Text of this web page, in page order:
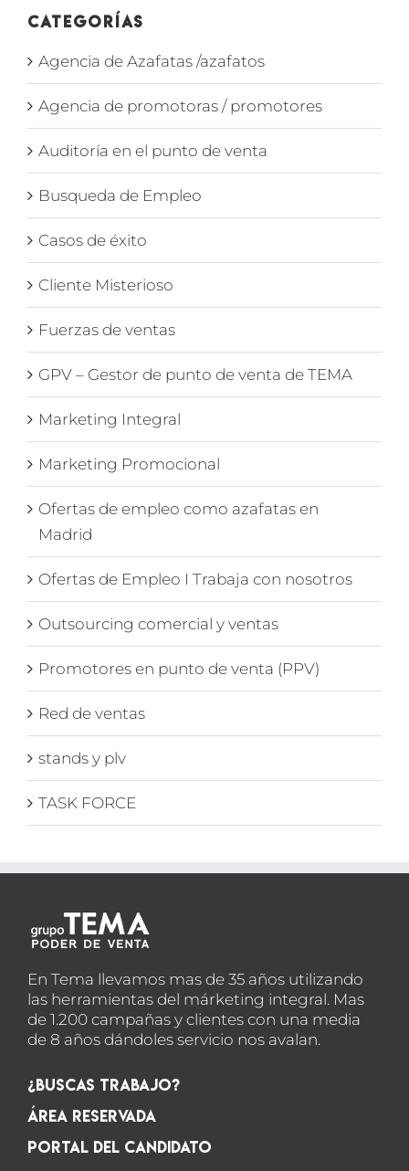
Categorías
Agencia de Azafatas /azafatos
Agencia de promotoras / promotores
Auditoría en el punto de venta
Busqueda de Empleo
Casos de éxito
Cliente Misterioso
Fuerzas de ventas
GPV – Gestor de punto de venta de TEMA
Marketing Integral
Marketing Promocional
Ofertas de empleo como azafatas en
Madrid
Ofertas de Empleo I Trabaja con nosotros
Outsourcing comercial y ventas
Promotores en punto de venta (PPV)
Red de ventas
stands y plv
TASK FORCE
En Tema llevamos mas de 35 años utilizando
las herramientas del márketing integral. Mas
de 1.200 campañas y clientes con una media
de 8 años dándoles servicio nos avalan.
¿Buscas Trabajo?
Área Reservada
Portal del candidato